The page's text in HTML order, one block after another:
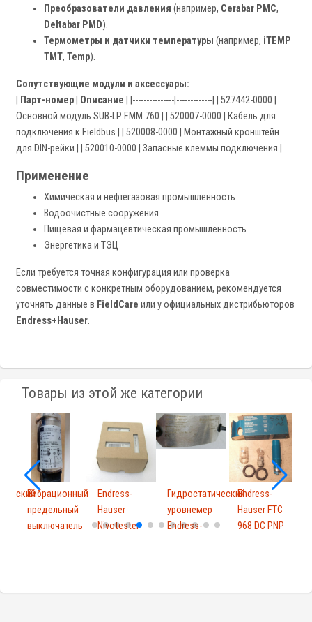
Преобразователи давления (например, Cerabar PMC,
Deltabar PMD).
Термометры и датчики температуры (например, iTEMP
TMT, Temp).
Сопутствующие модули и аксессуары:
Парт-номер Описание | |---------------|-------------| | 527442-0000 |
Основной модуль SUB-LP FMM 760 | | 520007-0000 | Кабель для
подключения к Fieldbus | | 520008-0000 | Монтажный кронштейн
для DIN-рейки | | 520010-0000 | Запасные клеммы подключения |
Применение
Химическая и нефтегазовая промышленность
Водоочистные сооружения
Пищевая и фармацевтическая промышленность
Энергетика и ТЭЦ
Если требуется точная конфигурация или проверка
совместимости с конкретным оборудованием, рекомендуется
уточнять данные в FieldCare или у официальных дистрибьюторов
Endress+Hauser.
Товары из этой же категории
Вибрационный
предельный
выключатель
Endress-
Hauser
Nivotester
FTW325
Гидростатический
уровнемер
Endress-
Hause...
Endress-
Hauser FTC
968 DC PNP
FTC968